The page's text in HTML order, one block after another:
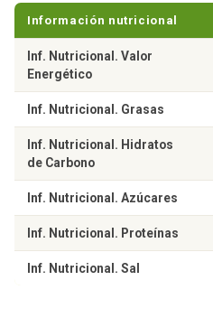
Información nutricional
Inf. Nutricional. Valor
Energético
Inf. Nutricional. Grasas
Inf. Nutricional. Hidratos
de Carbono
Inf. Nutricional. Azúcares
Inf. Nutricional. Proteínas
Inf. Nutricional. Sal